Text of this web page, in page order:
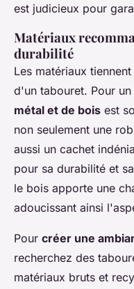
est judicieux pour
Matériaux
durabilité
Les matériaux
d'un tabouret. Pour
métal et de bois est
non seulement une
aussi un cachet
pour sa durabilité et
le bois apporte une
adoucissant ainsi
Pour créer une
recherchez des
matériaux bruts et